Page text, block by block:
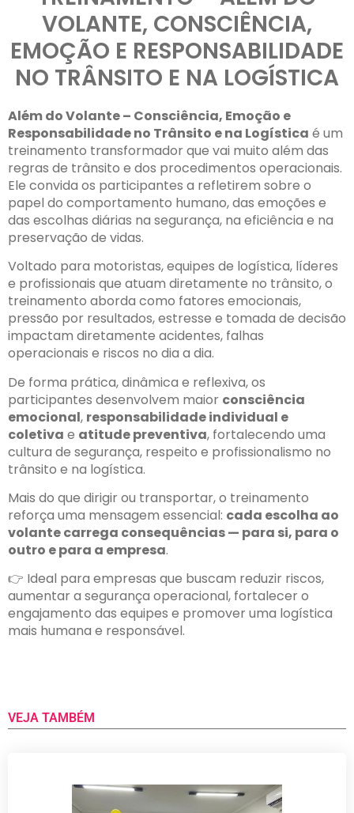
VOLANTE, CONSCIÊNCIA,
EMOÇÃO E RESPONSABILIDADE
NO TRÂNSITO E NA LOGÍSTICA
Além do Volante – Consciência, Emoção e
Responsabilidade no Trânsito e na Logística é um
treinamento transformador que vai muito além das
regras de trânsito e dos procedimentos operacionais.
Ele convida os participantes a refletirem sobre o
papel do comportamento humano, das emoções e
das escolhas diárias na segurança, na eficiência e na
preservação de vidas.
Voltado para motoristas, equipes de logística, líderes
e profissionais que atuam diretamente no trânsito, o
treinamento aborda como fatores emocionais,
pressão por resultados, estresse e tomada de decisão
impactam diretamente acidentes, falhas
operacionais e riscos no dia a dia.
De forma prática, dinâmica e reflexiva, os
participantes desenvolvem maior consciência
emocional, responsabilidade individual e
coletiva e atitude preventiva, fortalecendo uma
cultura de segurança, respeito e profissionalismo no
trânsito e na logística.
Mais do que dirigir ou transportar, o treinamento
reforça uma mensagem essencial: cada escolha ao
volante carrega consequências — para si, para o
outro e para a empresa.
👉 Ideal para empresas que buscam reduzir riscos,
aumentar a segurança operacional, fortalecer o
engajamento das equipes e promover uma logística
mais humana e responsável.
VEJA TAMBÉM